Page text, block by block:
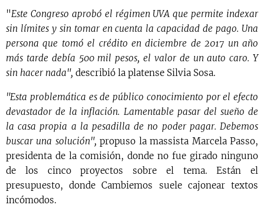
"Este Congreso aprobó el régimen UVA que permite indexar
sin límites y sin tomar en cuenta la capacidad de pago. Una
persona que tomó el crédito en diciembre de 2017 un año
más tarde debía 500 mil pesos, el valor de un auto caro. Y
sin hacer nada", describió la platense Silvia Sosa.
"Esta problemática es de público conocimiento por el efecto
devastador de la inflación. Lamentable pasar del sueño de
la casa propia a la pesadilla de no poder pagar. Debemos
buscar una solución", propuso la massista Marcela Passo,
presidenta de la comisión, donde no fue girado ninguno
de los cinco proyectos sobre el tema. Están el
presupuesto, donde Cambiemos suele cajonear textos
incómodos.